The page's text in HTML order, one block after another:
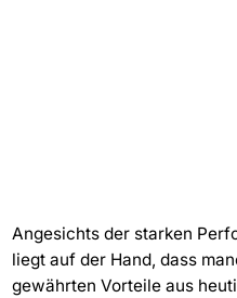
Angesichts der starken
liegt auf der Hand, dass
gewährten Vorteile aus